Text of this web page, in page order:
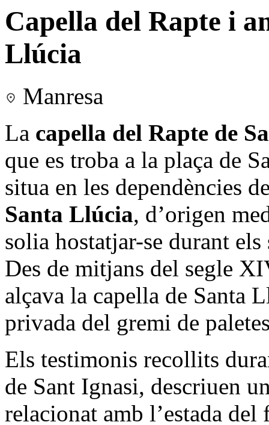
Capella del Rapte i
Llúcia
Manresa
La capella del Rapte de
que es troba a la plaça de
situa en les dependències
Santa Llúcia, d’origen
solia hostatjar-se durant els
Des de mitjans del segle
alçava la capella de Santa
privada del gremi de
Els testimonis recollits
de Sant Ignasi, descriuen
relacionat amb l’estada